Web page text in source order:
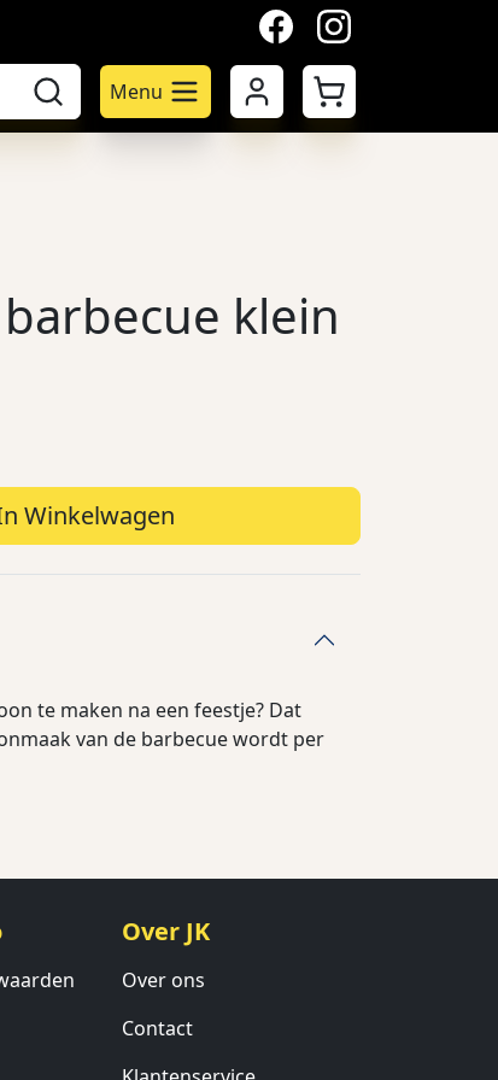
facebookinstagram
Menu Mijn accountWinkelwagen
klein
Winkelwagen
te maken na een feestje? Dat
van de barbecue wordt per
Over JK
Over ons
Contact